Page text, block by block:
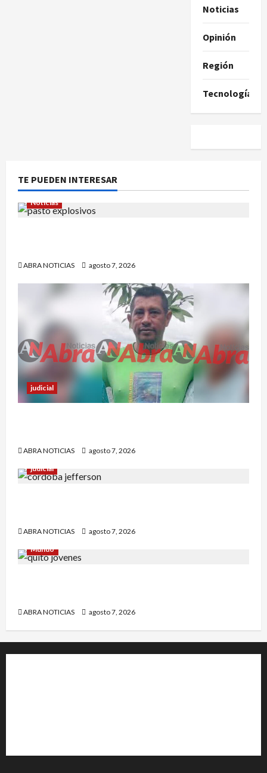
Noticias
Opinión
Región
Tecnología
TE PUEDEN INTERESAR
Noticias
ABRA NOTICIAS agosto 7, 2026
judicial
ABRA NOTICIAS
agosto 7, 2026
judicial
ABRA NOTICIAS
agosto 7, 2026
Mundo
ABRA NOTICIAS agosto 7, 2026